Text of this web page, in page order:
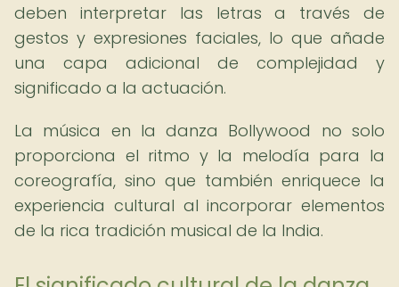
deben interpretar las letras a través de
gestos y expresiones faciales, lo que añade
una capa adicional de complejidad y
significado a la actuación.
La música en la danza Bollywood no solo
proporciona el ritmo y la melodía para la
coreografía, sino que también enriquece la
experiencia cultural al incorporar elementos
de la rica tradición musical de la India.